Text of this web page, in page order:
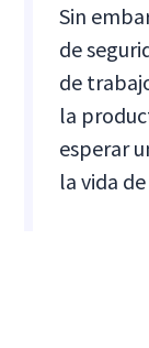
Sin
de
de
la
esperar
la vida